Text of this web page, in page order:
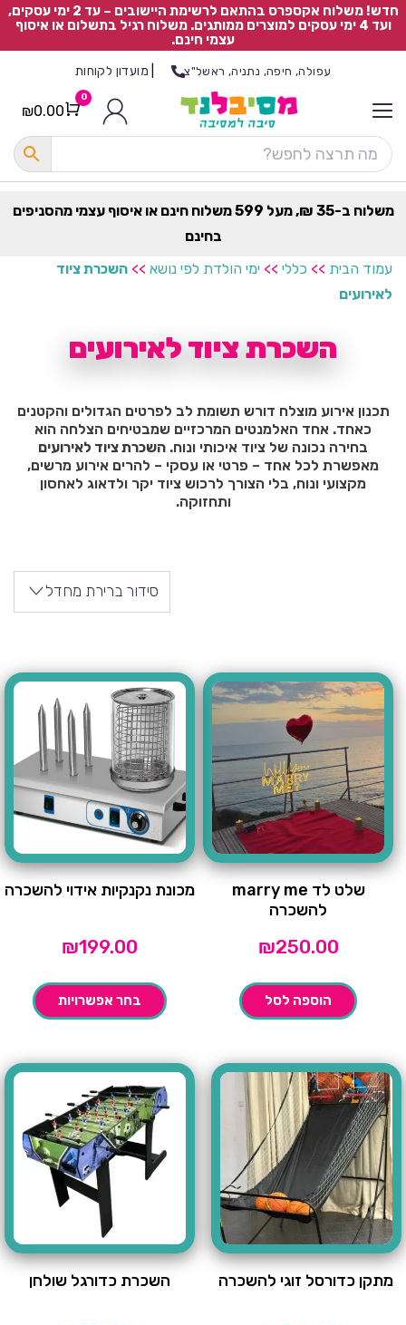
חדש! משלוח אקספרס בהתאם לרשימת היישובים – עד 2 ימי עסקים,
ועד 4 ימי עסקים למוצרים ממותגים. משלוח רגיל בתשלום או איסוף
עצמי חינם.
עפולה, חיפה, נתניה, ראשל"צ מועדון לקוחות
Cart
0
₪0.00
משלוח ב-35 ₪, מעל 599 משלוח חינם או איסוף עצמי מהסניפים
בחינם
עמוד הבית >> כללי >> ימי הולדת לפי נושא >> השכרת ציוד
לאירועים
השכרת ציוד לאירועים
תכנון אירוע מוצלח דורש תשומת לב לפרטים הגדולים והקטנים
כאחד. אחד האלמנטים המרכזיים שמבטיחים הצלחה הוא
בחירה נכונה של ציוד איכותי ונוח. השכרת ציוד לאירועים
מאפשרת לכל אחד – פרטי או עסקי – להרים אירוע מרשים,
מקצועי ונוח, בלי הצורך לרכוש ציוד יקר ולדאוג לאחסון
ותחזוקה.
סידור ברירת מחדל
שלט לד marry me
להשכרה
₪250.00
הוספה לסל
מכונת נקנקיות אידוי להשכרה
₪199.00
בחר אפשרויות
מתקן כדורסל זוגי להשכרה השכרת כדורגל שולחן